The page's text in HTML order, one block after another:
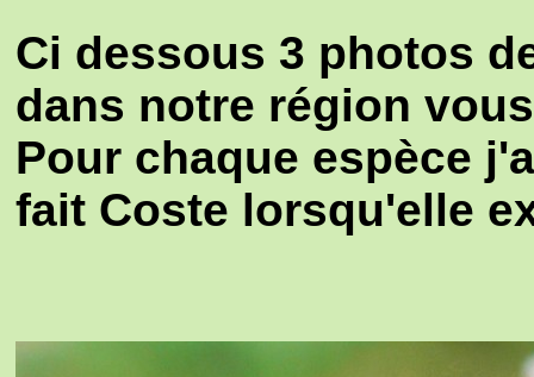
Ci dessous 3 photos
dans notre région
Pour chaque espèce
fait Coste lorsqu'elle